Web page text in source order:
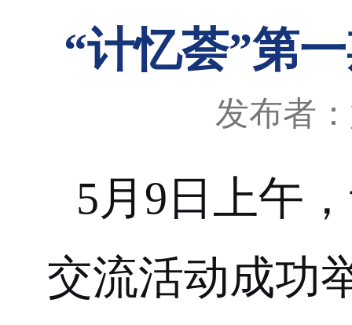
“计忆荟”第
发布者
5月9日上午
交流活动成功